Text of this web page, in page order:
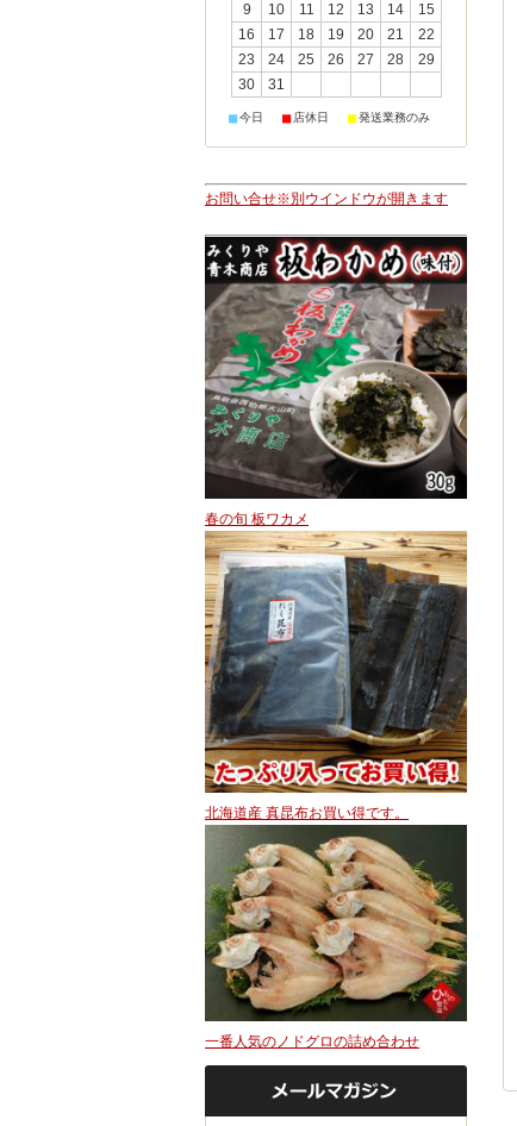
9
10 11 12 13 14
15
16
17 18 19 20 21
22
23
24 25 26 27 28
29
30
31
■今日 ■ 店休日 ■発送業務のみ
お問い合せ※別ウインドウが開きます
春の旬 板ワカメ
北海道産 真昆布お買い得です。
一番人気のノドグロの詰め合わせ